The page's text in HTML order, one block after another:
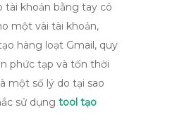
tài khoản bằng tay có
một vài tài khoản,
hàng loạt Gmail, quy
phức tạp và tốn thời
một số lý do tại sao
sử dụng tool tạo